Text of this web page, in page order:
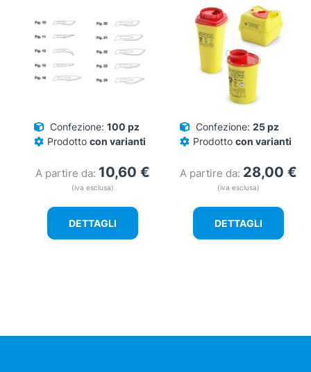
Confezione: 100 pz
Prodotto con varianti
A partire da: 10,60 €
(iva esclusa)
DETTAGLI
Confezione: 25 pz
Prodotto con varianti
A partire da: 28,00 €
(iva esclusa)
DETTAGLI